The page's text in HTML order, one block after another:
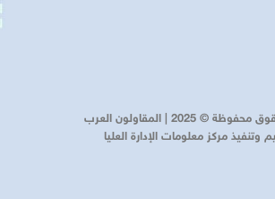
© 2025 | المقاولون العرب
وتنفيذ مركز معلومات الإدارة العليا